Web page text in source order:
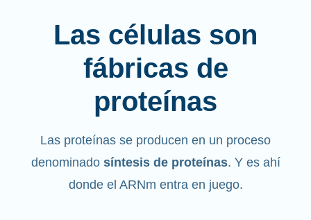
Las células son
fábricas de
proteínas
Las proteínas se producen en un proceso
denominado síntesis de proteínas. Y es ahí
donde el ARNm entra en juego.